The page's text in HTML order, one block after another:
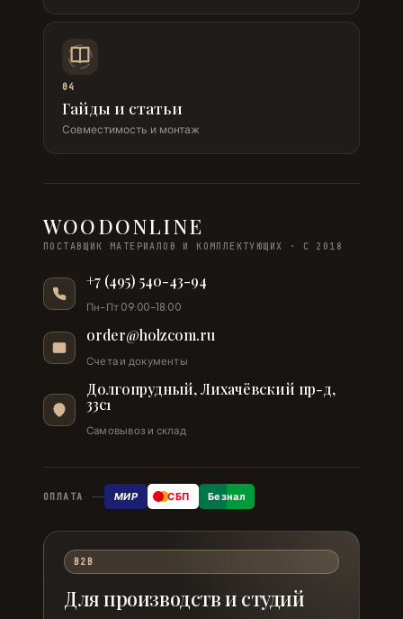
04
Гайды и статьи
Совместимость и монтаж
WOODONLINE
ПОСТАВЩИК МАТЕРИАЛОВ И КОМПЛЕКТУЮЩИХ · С 2018
+7 (495) 540-43-94
Пн–Пт 09:00–18:00
order@holzcom.ru
Счета и документы
Долгопрудный, Лихачёвский пр-д,
33с1
Самовывоз и склад
ОПЛАТА МИР СБП Безнал
B2B
Для производств и студий